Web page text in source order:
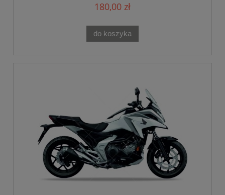
180,00 zł
do koszyka